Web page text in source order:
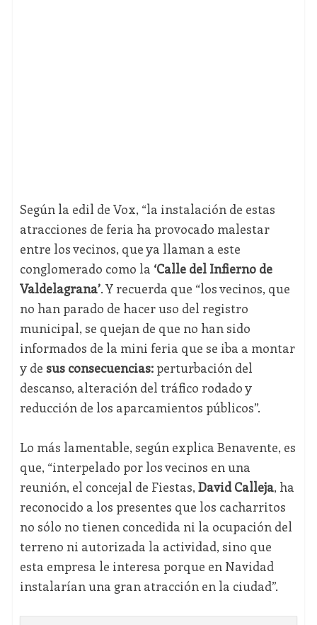
Según la edil de Vox, “la instalación de estas
atracciones de feria ha provocado malestar
entre los vecinos, que ya llaman a este
conglomerado como la ‘Calle del Infierno de
Valdelagrana’. Y recuerda que “los vecinos, que
no han parado de hacer uso del registro
municipal, se quejan de que no han sido
informados de la mini feria que se iba a montar
y de sus consecuencias:perturbación del
descanso, alteración del tráfico rodado y
reducción de los aparcamientos públicos”.
Lo más lamentable, según explica Benavente, es
que, “interpelado por los vecinos en una
reunión, el concejal de Fiestas, David Calleja, ha
reconocido a los presentes que los cacharritos
no sólo no tienen concedida ni la ocupación del
terreno ni autorizada la actividad, sino que
esta empresa le interesa porque en Navidad
instalarían una gran atracción en la ciudad”.